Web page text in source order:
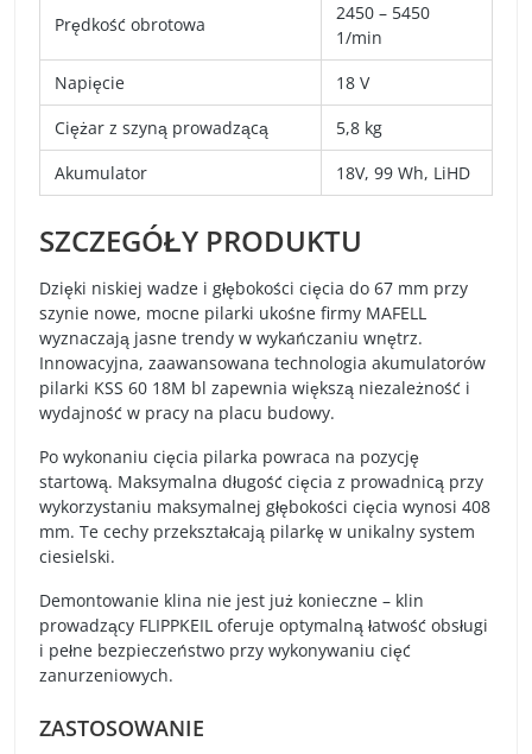
Prędkość obrotowa
2450 – 5450
1/min
Napięcie
18 V
Ciężar z szyną prowadzącą
5,8 kg
Akumulator
18V, 99 Wh, LiHD
SZCZEGÓŁY PRODUKTU
Dzięki niskiej wadze i głębokości cięcia do 67 mm przy
szynie nowe, mocne pilarki ukośne firmy MAFELL
wyznaczają jasne trendy w wykańczaniu wnętrz.
Innowacyjna, zaawansowana technologia akumulatorów
pilarki KSS 60 18M bl zapewnia większą niezależność i
wydajność w pracy na placu budowy.
Po wykonaniu cięcia pilarka powraca na pozycję
startową. Maksymalna długość cięcia z prowadnicą przy
wykorzystaniu maksymalnej głębokości cięcia wynosi 408
mm. Te cechy przekształcają pilarkę w unikalny system
ciesielski.
Demontowanie klina nie jest już konieczne – klin
prowadzący FLIPPKEIL oferuje optymalną łatwość obsługi
i pełne bezpieczeństwo przy wykonywaniu cięć
zanurzeniowych.
ZASTOSOWANIE